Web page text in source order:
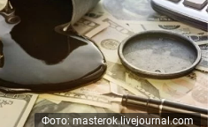
Фото: masterok.livejournal.com